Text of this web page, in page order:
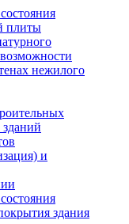
плиты
нежилого
и
здания